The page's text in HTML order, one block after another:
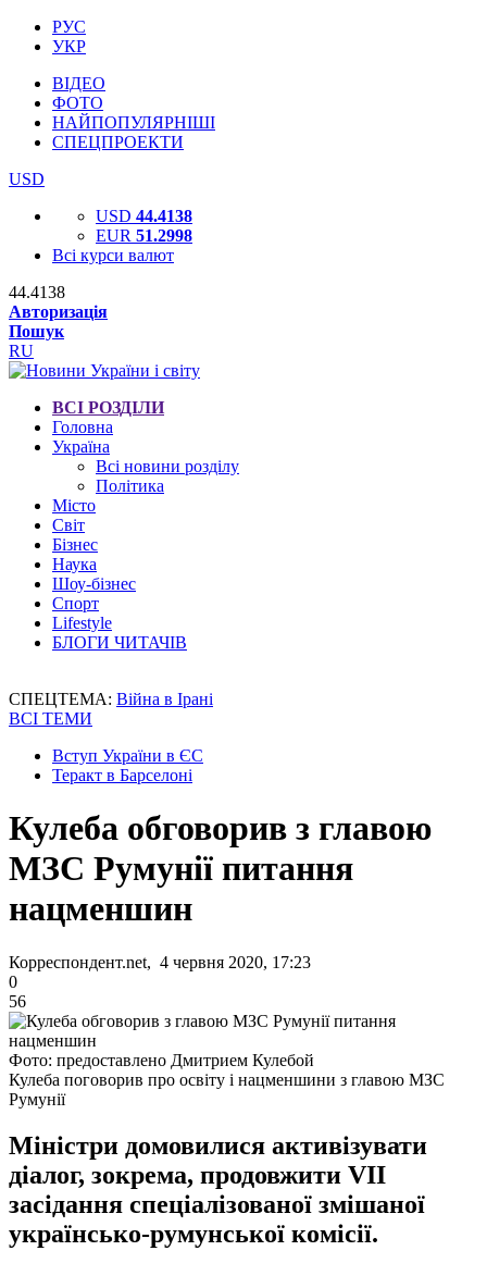
РУС
УКР
ВІДЕО
ФОТО
НАЙПОПУЛЯРНІШІ
СПЕЦПРОЕКТИ
USD
USD 44.4138
EUR 51.2998
Всі курси валют
44.4138
Авторизація
Пошук
RU
ВСІ РОЗДІЛИ
Головна
Україна
Всі новини розділу
Політика
Місто
Світ
Бізнес
Наука
Шоу-бізнес
Спорт
Lifestyle
БЛОГИ ЧИТАЧІВ
СПЕЦТЕМА: Війна в Ірані
ВСІ ТЕМИ
Вступ України в ЄС
Теракт в Барселоні
Кулеба обговорив з главою
МЗС Румунії питання
нацменшин
Корреспондент.net, 4 червня 2020, 17:23
0
56
Фото: предоставлено Дмитрием Кулебой
Кулеба поговорив про освіту і нацменшини з главою МЗС
Румунії
Міністри домовилися активізувати
діалог, зокрема, продовжити VII
засідання спеціалізованої змішаної
українсько-румунської комісії.